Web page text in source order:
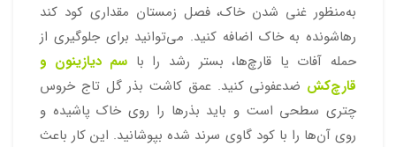
به‌منظور غنی شدن خاک، فصل زمستان مقداری کود کند
رهاشونده به خاک اضافه کنید. می‌توانید برای جلوگیری از
حمله آفات یا قارچ‌ها، بستر رشد را با سم دیازینون و
قارچ‌کش ضدعفونی کنید. عمق کاشت بذر گل تاج خروس
چتری سطحی است و باید بذرها را روی خاک پاشیده و
روی آن‌ها را با کود گاوی سرند شده بپوشانید. این کار باعث